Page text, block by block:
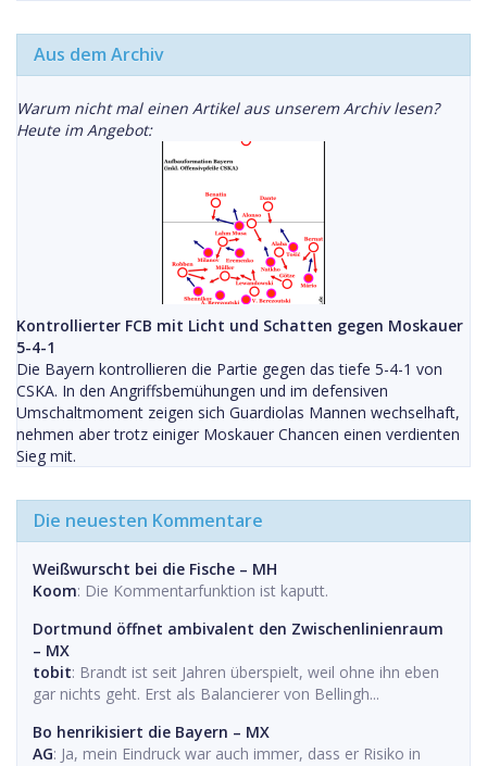
Aus dem Archiv
Warum nicht mal einen Artikel aus unserem Archiv lesen?
Heute im Angebot:
Kontrollierter FCB mit Licht und Schatten gegen Moskauer
5-4-1
Die Bayern kontrollieren die Partie gegen das tiefe 5-4-1 von
CSKA. In den Angriffsbemühungen und im defensiven
Umschaltmoment zeigen sich Guardiolas Mannen wechselhaft,
nehmen aber trotz einiger Moskauer Chancen einen verdienten
Sieg mit.
Die neuesten Kommentare
Weißwurscht bei die Fische – MH
Koom: Die Kommentarfunktion ist kaputt.
Dortmund öffnet ambivalent den Zwischenlinienraum
– MX
tobit: Brandt ist seit Jahren überspielt, weil ohne ihn eben
gar nichts geht. Erst als Balancierer von Bellingh...
Bo henrikisiert die Bayern – MX
AG: Ja, mein Eindruck war auch immer, dass er Risiko in